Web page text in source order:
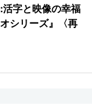
字と映像の幸福
シリーズ』〈再